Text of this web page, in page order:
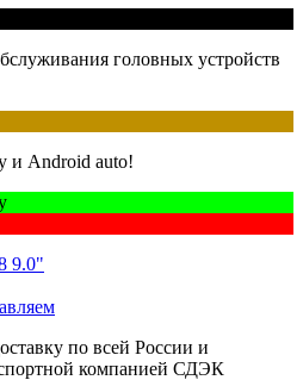
головных устройств
и Android auto!
9.0"
по всей России и
компанией СДЭК